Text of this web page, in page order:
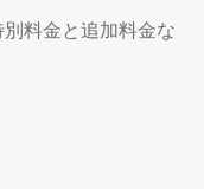
料金と追加料金な